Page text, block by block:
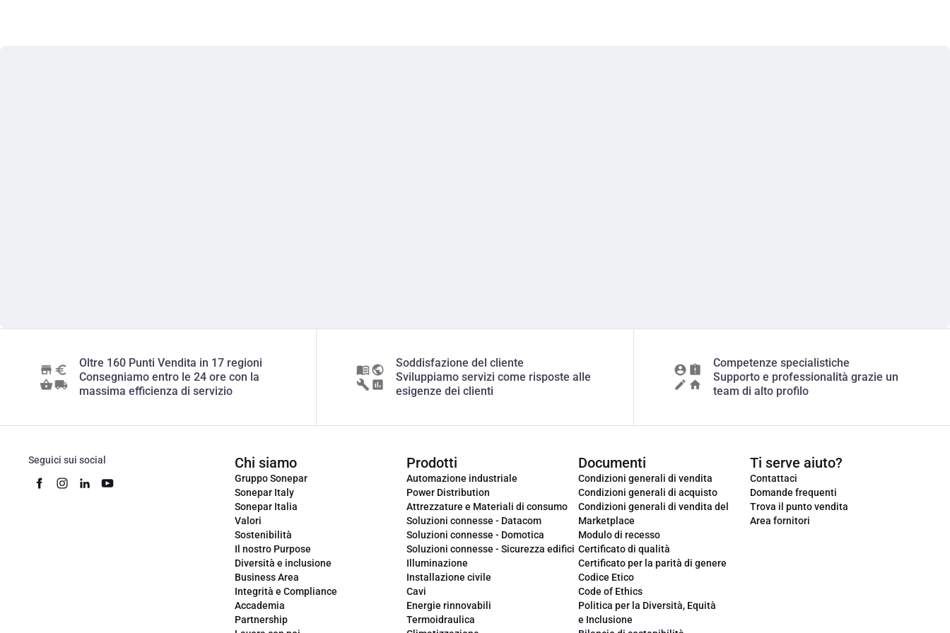
Oltre 160 Punti Vendita in 17 regioni
Consegniamo entro le 24 ore con la
massima efficienza di servizio
Soddisfazione del cliente
Sviluppiamo servizi come risposte alle
esigenze dei clienti
Competenze specialistiche
Supporto e professionalità grazie un
team di alto profilo
Seguici sui social Chi siamo
Gruppo Sonepar
Sonepar Italy
Sonepar Italia
Valori
Sostenibilità
Il nostro Purpose
Diversità e inclusione
Business Area
Integrità e Compliance
Accademia
Partnership
Prodotti
Automazione industriale
Power Distribution
Attrezzature e Materiali di consumo
Soluzioni connesse - Datacom
Soluzioni connesse - Domotica
Soluzioni connesse - Sicurezza edifici
Illuminazione
Installazione civile
Cavi
Energie rinnovabili
Termoidraulica
Documenti
Condizioni generali di vendita
Condizioni generali di acquisto
Condizioni generali di vendita del
Marketplace
Modulo di recesso
Certificato di qualità
Certificato per la parità di genere
Codice Etico
Code of Ethics
Politica per la Diversità, Equità
e Inclusione
Ti serve aiuto?
Contattaci
Domande frequenti
Trova il punto vendita
Area fornitori